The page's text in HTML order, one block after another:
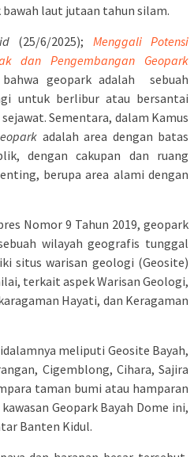
laut jutaan tahun silam.
(25/6/2025); Menggali Potensi
dan Pengembangan Geopark
geopark adalah sebuah
untuk berlibur atau bersantai
Sementara, dalam Kamus
adalah area dengan batas
dengan cakupan dan ruang
berupa area alami dengan
Nomor 9 Tahun 2019, geopark
wilayah geografis tunggal
situs warisan geologi (Geosite)
terkait aspek Warisan Geologi,
Hayati, dan Keragaman
meliputi Geosite Bayah,
Cigemblong, Cihara, Sajira
taman bumi atau hamparan
Geopark Bayah Dome ini,
Banten Kidul.